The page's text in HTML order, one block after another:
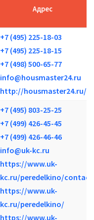
Адрес
+7 (495) 225-18-03
+7 (495) 225-18-15
+7 (498) 500-65-77
info@housmaster24.ru
http://housmaster24.ru/
+7 (495) 803-25-25
+7 (499) 426-45-45
+7 (499) 426-46-46
info@uk-kc.ru
https://www.uk-
kc.ru/peredelkino/
https://www.uk-
kc.ru/peredelkino/
https://www.uk-